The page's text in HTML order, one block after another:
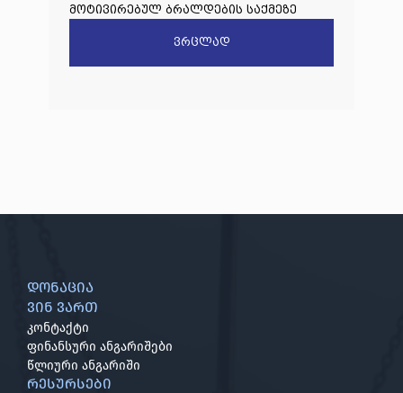
მოტივირებულ ბრალდების საქმეზე
დაარეგისტრირავრცლად
დონაცია
ვინ ვართ
კონტაქტი
ფინანსური ანგარიშები
წლიური ანგარიში
რესურსები